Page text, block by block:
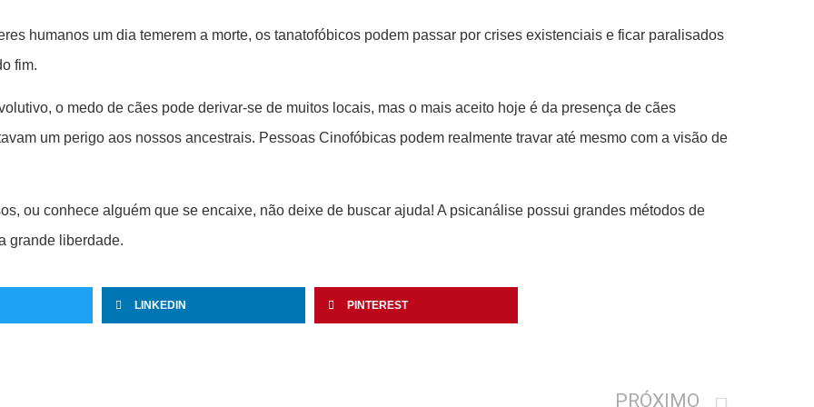
humanos um dia temerem a morte, os tanatofóbicos podem passar por crises existenciais e ficar paralisados
fim.
o medo de cães pode derivar-se de muitos locais, mas o mais aceito hoje é da presença de cães
um perigo aos nossos ancestrais. Pessoas Cinofóbicas podem realmente travar até mesmo com a visão de
ou conhece alguém que se encaixe, não deixe de buscar ajuda! A psicanálise possui grandes métodos de
grande liberdade.
LINKEDIN PINTEREST
PRÓXIMO